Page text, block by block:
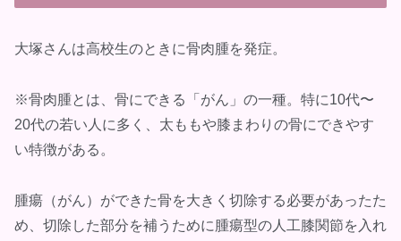
大塚さんは高校生のときに骨肉腫を発症。
※骨肉腫とは、骨にできる「がん」の一種。特に10代〜
20代の若い人に多く、太ももや膝まわりの骨にできやす
い特徴がある。
腫瘍（がん）ができた骨を大きく切除する必要があったた
め、切除した部分を補うために腫瘍型の人工膝関節を入れ